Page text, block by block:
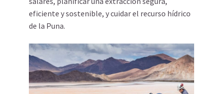
eficiente y sostenible, y cuidar el recurso hídrico
de la Puna.